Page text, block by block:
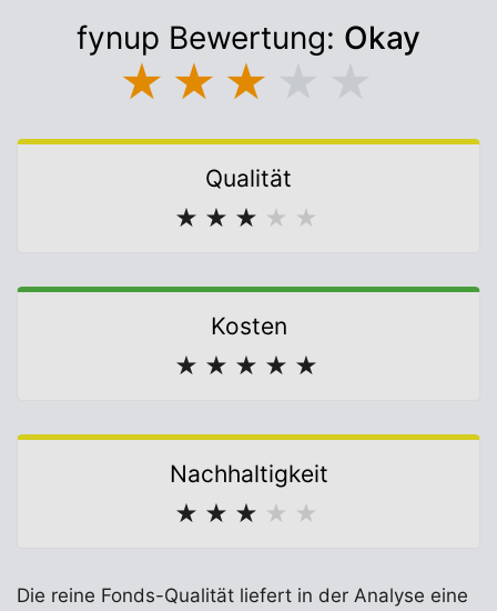
fynup Bewertung: Okay
★ ★ ★
Qualität
★ ★ ★ ★ ★
Kosten
★ ★ ★ ★ ★
Nachhaltigkeit
★ ★ ★ ★ ★
Die reine Fonds-Qualität liefert in der Analyse eine